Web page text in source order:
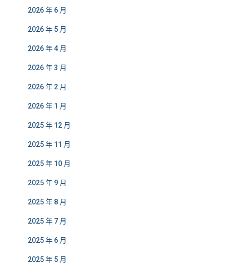
2026 年 6 月
2026 年 5 月
2026 年 4 月
2026 年 3 月
2026 年 2 月
2026 年 1 月
2025 年 12 月
2025 年 11 月
2025 年 10 月
2025 年 9 月
2025 年 8 月
2025 年 7 月
2025 年 6 月
2025 年 5 月